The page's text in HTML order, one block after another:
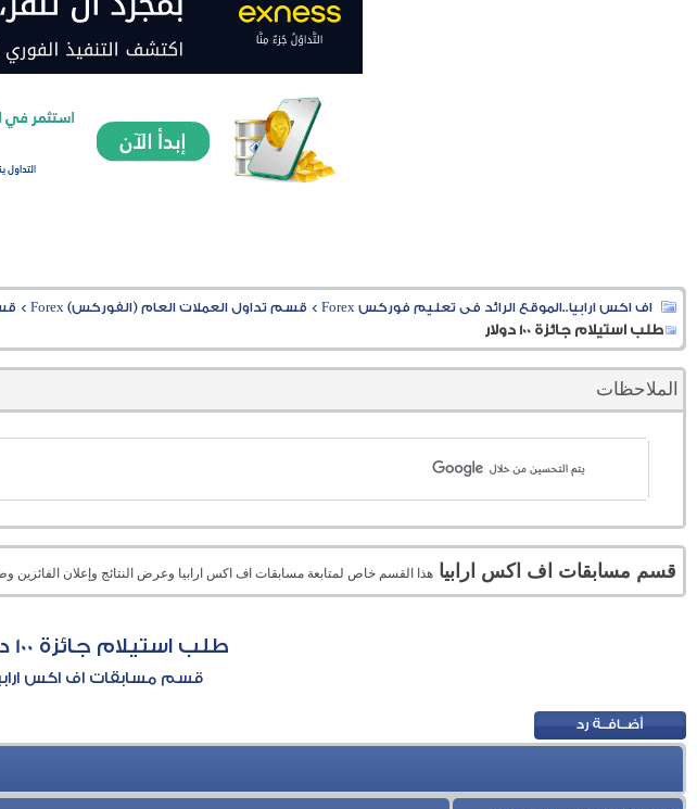
اف اكس ارابيا..الموقع الرائد فى تعليم فوركس Forex > قسم تداول العملات العام (الفوركس) Forex >
طلب استيلام جائزة 100 دولار
الملاحظات
قسم مسابقات اف اكس ارابيا هذا القسم خاص لمتابعة مسابقات اف اكس ارابيا وعرض النتائج وإعلان الفائزين
طلب استيلام جائزة 100 دولار
قسم مسابقات اف اكس